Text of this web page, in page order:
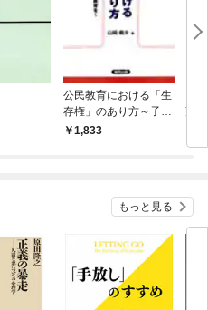
公民教育における「生
存権」のあり方～子ど
もに願い・自律意志を
1,833
望
もっと見る